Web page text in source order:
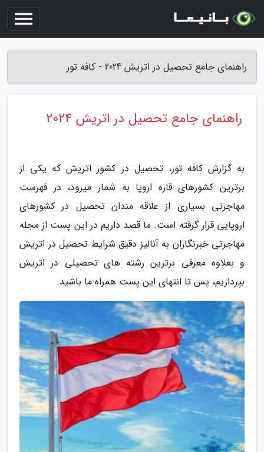
راهنمای جامع تحصیل در اتریش 2024 - کافه تور
راهنمای جامع تحصیل در اتریش 2024
به گزارش کافه تور، تحصیل در کشور اتریش که یکی از
برترین کشورهای قاره اروپا به شمار میرود، در فهرست
مهاجرتی بسیاری از علاقه مندان تحصیل در کشورهای
اروپایی قرار گرفته است. ما قصد داریم در این پست از مجله
مهاجرتی خبرنگاران به آنالیز دقیق شرایط تحصیل در اتریش
و بعلاوه معرفی برترین رشته های تحصیلی در اتریش
بپردازیم، پس تا انتهای این پست همراه ما باشید.